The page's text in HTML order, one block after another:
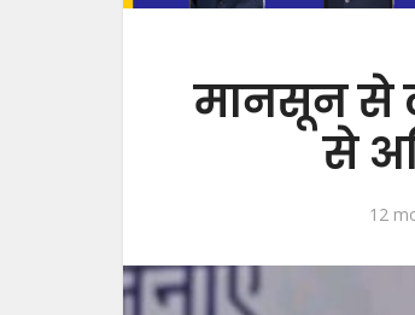
मानसून से
से
12